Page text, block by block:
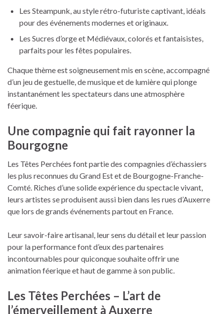
Les Steampunk, au style rétro-futuriste captivant, idéals
pour des événements modernes et originaux.
Les Sucres d’orge et Médiévaux, colorés et fantaisistes,
parfaits pour les fêtes populaires.
Chaque thème est soigneusement mis en scène, accompagné
d’un jeu de gestuelle, de musique et de lumière qui plonge
instantanément les spectateurs dans une atmosphère
féerique.
Une compagnie qui fait rayonner la
Bourgogne
Les Têtes Perchées font partie des compagnies d’échassiers
les plus reconnues du Grand Est et de Bourgogne-Franche-
Comté. Riches d’une solide expérience du spectacle vivant,
leurs artistes se produisent aussi bien dans les rues d’Auxerre
que lors de grands événements partout en France.
Leur savoir-faire artisanal, leur sens du détail et leur passion
pour la performance font d’eux des partenaires
incontournables pour quiconque souhaite offrir une
animation féerique et haut de gamme à son public.
Les Têtes Perchées – L’art de
l’émerveillement à Auxerre